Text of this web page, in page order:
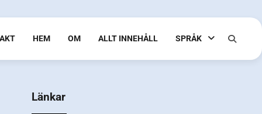
HEM OM ALLT INNEHÅLL SPRÅK
Länkar